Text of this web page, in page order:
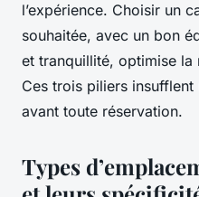
l’expérience. Choisir un
souhaitée, avec un bon
et tranquillité, optimise la
Ces trois piliers
avant toute réservation.
Types